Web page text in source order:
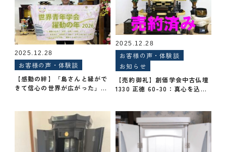
2025.12.28
お客様の声・体験談
【感動の絆】「島さんと縁がで
きて信心の世界が広がった」
2025.12.28
お客様の声・体験談
お知らせ
【売約御礼】創価学会中古仏壇
1330 正徳 60-30：真心を込め